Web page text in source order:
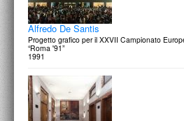
Alfredo De Santis
Progetto grafico per il XXVII Campionato
“Roma '91”
1991